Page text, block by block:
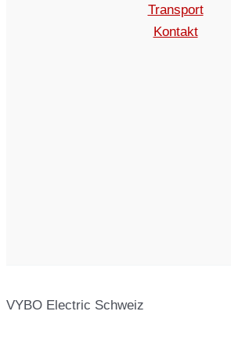
Transport
Kontakt
VYBO Electric Schweiz